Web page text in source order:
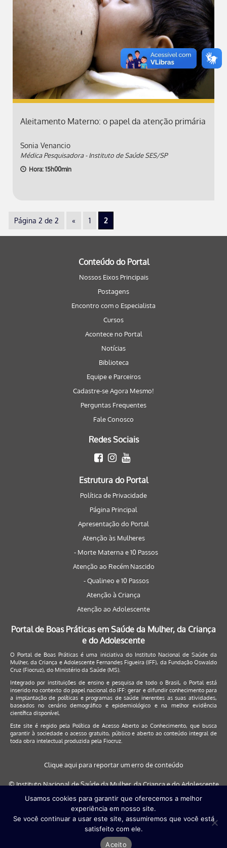
Aleitamento Materno: o papel da atenção primária
Sonia Venancio
Médica Pesquisadora - Instituto de Saúde SES/SP
Hora: 15h00min
Página 2 de 2 « 1 2
Conteúdo do Portal
Nossos Eixos Principais
Postagens
Encontro com o Especialista
Cursos
Acontece no Portal
Notícias
Biblioteca
Equipe e Parceiros
Cadastre-se Agora Mesmo!
Perguntas Frequentes
Fale Conosco
Redes Sociais
Estrutura do Portal
Política de Privacidade
Página Principal
Apresentação do Portal
Atenção às Mulheres
- Morte Materna e 10 Passos
Atenção ao Recém Nascido
- Qualineo e 10 Passos
Atenção à Criança
Atenção ao Adolescente
Portal de Boas Práticas em Saúde da Mulher, da Criança
e do Adolescente
O Portal de Boas Práticas é uma iniciativa do Instituto Nacional de Saúde da
Mulher, da Criança e Adolescente Fernandes Figueira (IFF), da Fundação Oswaldo
Cruz (Fiocruz), do Ministério da Saúde (MS).
Integrado por instituições de ensino e pesquisa de todo o Brasil, o Portal está
inserido no contexto do papel nacional do IFF: gerar e difundir conhecimento para
a implantação de políticas e programas de saúde inerentes as suas atividades,
baseados no cenário demográfico e epidemiológico e na melhor evidência
científica disponível.
Este site é regido pela Política de Acesso Aberto ao Conhecimento, que busca
garantir à sociedade o acesso gratuito, público e aberto ao conteúdo integral de
toda obra intelectual produzida pela Fiocruz.
Clique aqui para reportar um erro de conteúdo
© Instituto Nacional de Saúde da Mulher, da Criança e do Adolescente
Este site será melhor visualizado nos navegadores: Google Chrome (a
partir da versão 30) | Internet Explorer (a partir da versão 9) | FireFox (
a partir da versão 29)
Desenvolvido porQuattri Design
Usamos cookies para garantir que oferecemos a melhor
experiência em nosso site.
Se você continuar a usar este site, assumiremos que você está
satisfeito com ele.
Aceito